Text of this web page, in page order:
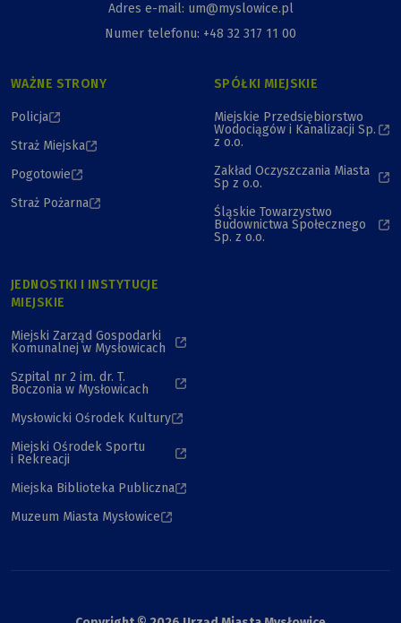
Adres e-mail: um@myslowice.pl
Numer telefonu: +48 32 317 11 00
WAŻNE STRONY
Policja
Straż Miejska
Pogotowie
Straż Pożarna
SPÓŁKI MIEJSKIE
Miejskie Przedsiębiorstwo
Wodociągów i Kanalizacji Sp.
z o.o.
Zakład Oczyszczania Miasta
Sp z o.o.
Śląskie Towarzystwo
Budownictwa Społecznego
Sp. z o.o.
JEDNOSTKI I INSTYTUCJE
MIEJSKIE
Miejski Zarząd Gospodarki
Komunalnej w Mysłowicach
Szpital nr 2 im. dr. T.
Boczonia w Mysłowicach
Mysłowicki Ośrodek Kultury
Miejski Ośrodek Sportu
i Rekreacji
Miejska Biblioteka Publiczna
Muzeum Miasta Mysłowice